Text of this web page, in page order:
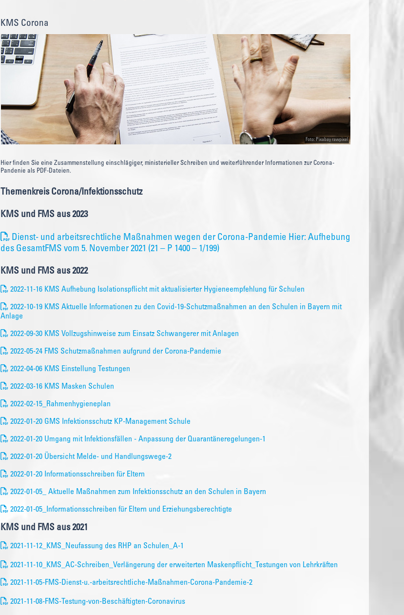
KMS Corona
Foto: Pixabay rawpixel
Hier finden Sie eine Zusammenstellung einschlägiger, ministerieller Schreiben und weiterführender Informationen zur Corona-
Pandenie als PDF-Dateien.
Themenkreis Corona/Infektionsschutz
KMS und FMS aus 2023
Dienst- und arbeitsrechtliche Maßnahmen wegen der Corona-Pandemie Hier: Aufhebung
des GesamtFMS vom 5. November 2021 (21 – P 1400 – 1/199)
KMS und FMS aus 2022
2022-11-16 KMS Aufhebung Isolationspflicht mit aktualisierter Hygieneempfehlung für Schulen
2022-10-19 KMS Aktuelle Informationen zu den Covid-19-Schutzmaßnahmen an den Schulen in Bayern mit
Anlage
2022-09-30 KMS Vollzugshinweise zum Einsatz Schwangerer mit Anlagen
2022-05-24 FMS Schutzmaßnahmen aufgrund der Corona-Pandemie
2022-04-06 KMS Einstellung Testungen
2022-03-16 KMS Masken Schulen
2022-02-15_Rahmenhygieneplan
2022-01-20 GMS Infektionsschutz KP-Management Schule
2022-01-20 Umgang mit Infektionsfällen - Anpassung der Quarantäneregelungen-1
2022-01-20 Übersicht Melde- und Handlungswege-2
2022-01-20 Informationsschreiben für Eltern
2022-01-05_ Aktuelle Maßnahmen zum Infektionsschutz an den Schulen in Bayern
2022-01-05_Informationsschreiben für Eltern und Erziehungsberechtigte
KMS und FMS aus 2021
2021-11-12_KMS_Neufassung des RHP an Schulen_A-1
2021-11-10_KMS_AC-Schreiben_Verlängerung der erweiterten Maskenpflicht_Testungen von Lehrkräften
2021-11-05-FMS-Dienst-u.-arbeitsrechtliche-Maßnahmen-Corona-Pandemie-2
2021-11-08-FMS-Testung-von-Beschäftigten-Coronavirus